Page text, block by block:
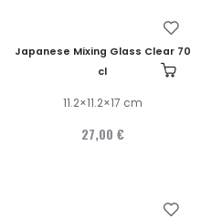
Japanese Mixing Glass Clear 70
cl
11.2×11.2×17 cm
27,00 €